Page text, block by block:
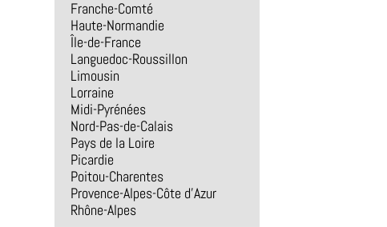
Franche-Comté
Haute-Normandie
Île-de-France
Languedoc-Roussillon
Limousin
Lorraine
Midi-Pyrénées
Nord-Pas-de-Calais
Pays de la Loire
Picardie
Poitou-Charentes
Provence-Alpes-Côte d'Azur
Rhône-Alpes